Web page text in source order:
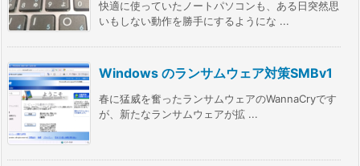
快適に使っていたノートパソコンも、ある日突然思
いもしない動作を勝手にするようにな ...
Windows のランサムウェア対策SMBv1
春に猛威を奮ったランサムウェアのWannaCryです
が、新たなランサムウェアが拡 ...